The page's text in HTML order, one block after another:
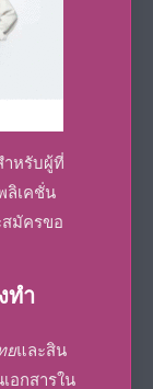
ำหรับผู้ที่
ลิเคชั่น
สมัครขอ
ทำ
ยและสิน
เอกสารใน